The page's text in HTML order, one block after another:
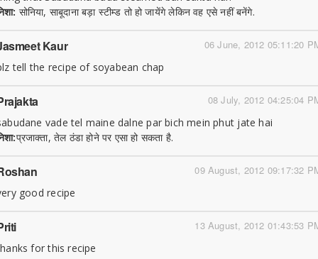
सोनिया, साबूदाना बड़ा स्टीम्ड तो हो जायेंगे लेकिन वह एसे नहीं बनेंगे.
06 June, 2012 05:11:20
Kaur
tell the recipe of soyabean chap
08 July, 2012 04:25:04
vade tel maine dalne par bich mein phut jate hai
प्रजाक्ता, तेल ठंडा होने पर एसा हो सकता है.
09 August, 2012 09:17:32
good recipe
13 August, 2012 01:43:53
for this recipe